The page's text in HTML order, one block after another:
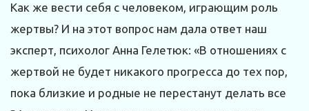
Как же вести себя с человеком, играющим роль
жертвы? И на этот вопрос нам дала ответ наш
эксперт, психолог Анна Гелетюк: «В отношениях с
жертвой не будет никакого прогресса до тех пор,
пока близкие и родные не перестанут делать все